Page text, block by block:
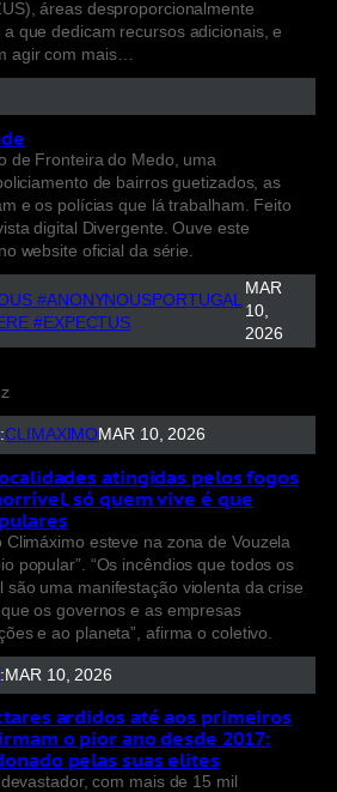
áreas desproporcionalmente
que dedicam recursos adicionais, e
agir com mais…
de Fronteira do Medo, uma
de bairros guetizados, as
e os polícias que lá trabalham. Feito
digital Divergente. Ouve este
website oficial da série.
#ANONYNOUSPORTUGAL
#EXPECTUS
MAR
10,
2026
:CLIMAXIMOMAR 10, 2026
atingidas pelos fogos
só quem vive é que
esteve na zona de Vouzela
popular”. “Os incêndios que todos os
são uma manifestação violenta da crise
os governos e as empresas
e ao planeta”, afirma o coletivo.
: MAR 10, 2026
ardidos até aos primeiros
o pior ano desde 2017:
pelas suas elites
com mais de 15 mil